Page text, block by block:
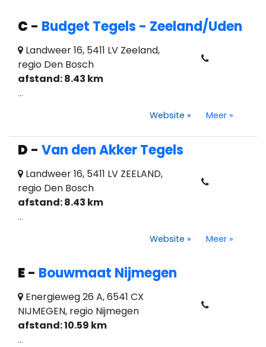
C - Budget Tegels - Zeeland/Uden
Landweer 16, 5411 LV Zeeland,
regio Den Bosch
afstand: 8.43 km
...
Website » Meer »
D - Van den Akker Tegels
Landweer 16, 5411 LV ZEELAND,
regio Den Bosch
afstand: 8.43 km
...
Website » Meer »
E- Bouwmaat Nijmegen
Energieweg 26 A, 6541 CX
NIJMEGEN, regio Nijmegen
afstand: 10.59 km
...